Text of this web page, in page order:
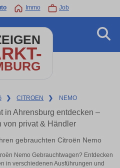
Immo Job
❯ CITROEN ❯ NEMO
in Ahrensburg entdecken –
von privat & Händler
gebrauchten Citroën Nemo
Nemo Gebrauchtwagen? Entdecken
in verschiedenen Ausführungen und